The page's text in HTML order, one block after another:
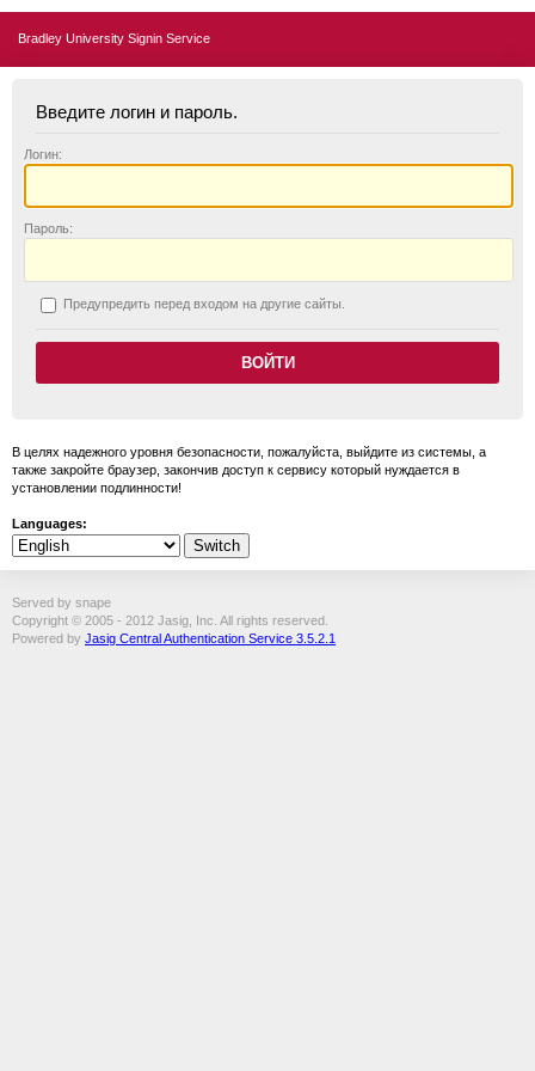
Bradley University Signin Service
Введите логин и пароль.
Логин:
Пароль:
Предупредить перед входом на другие сайты.
В целях надежного уровня безопасности, пожалуйста, выйдите из системы, а
также закройте браузер, закончив доступ к сервису который нуждается в
установлении подлинности!
Languages:
Served by snape
Copyright © 2005 - 2012 Jasig, Inc. All rights reserved.
Powered by Jasig Central Authentication Service 3.5.2.1